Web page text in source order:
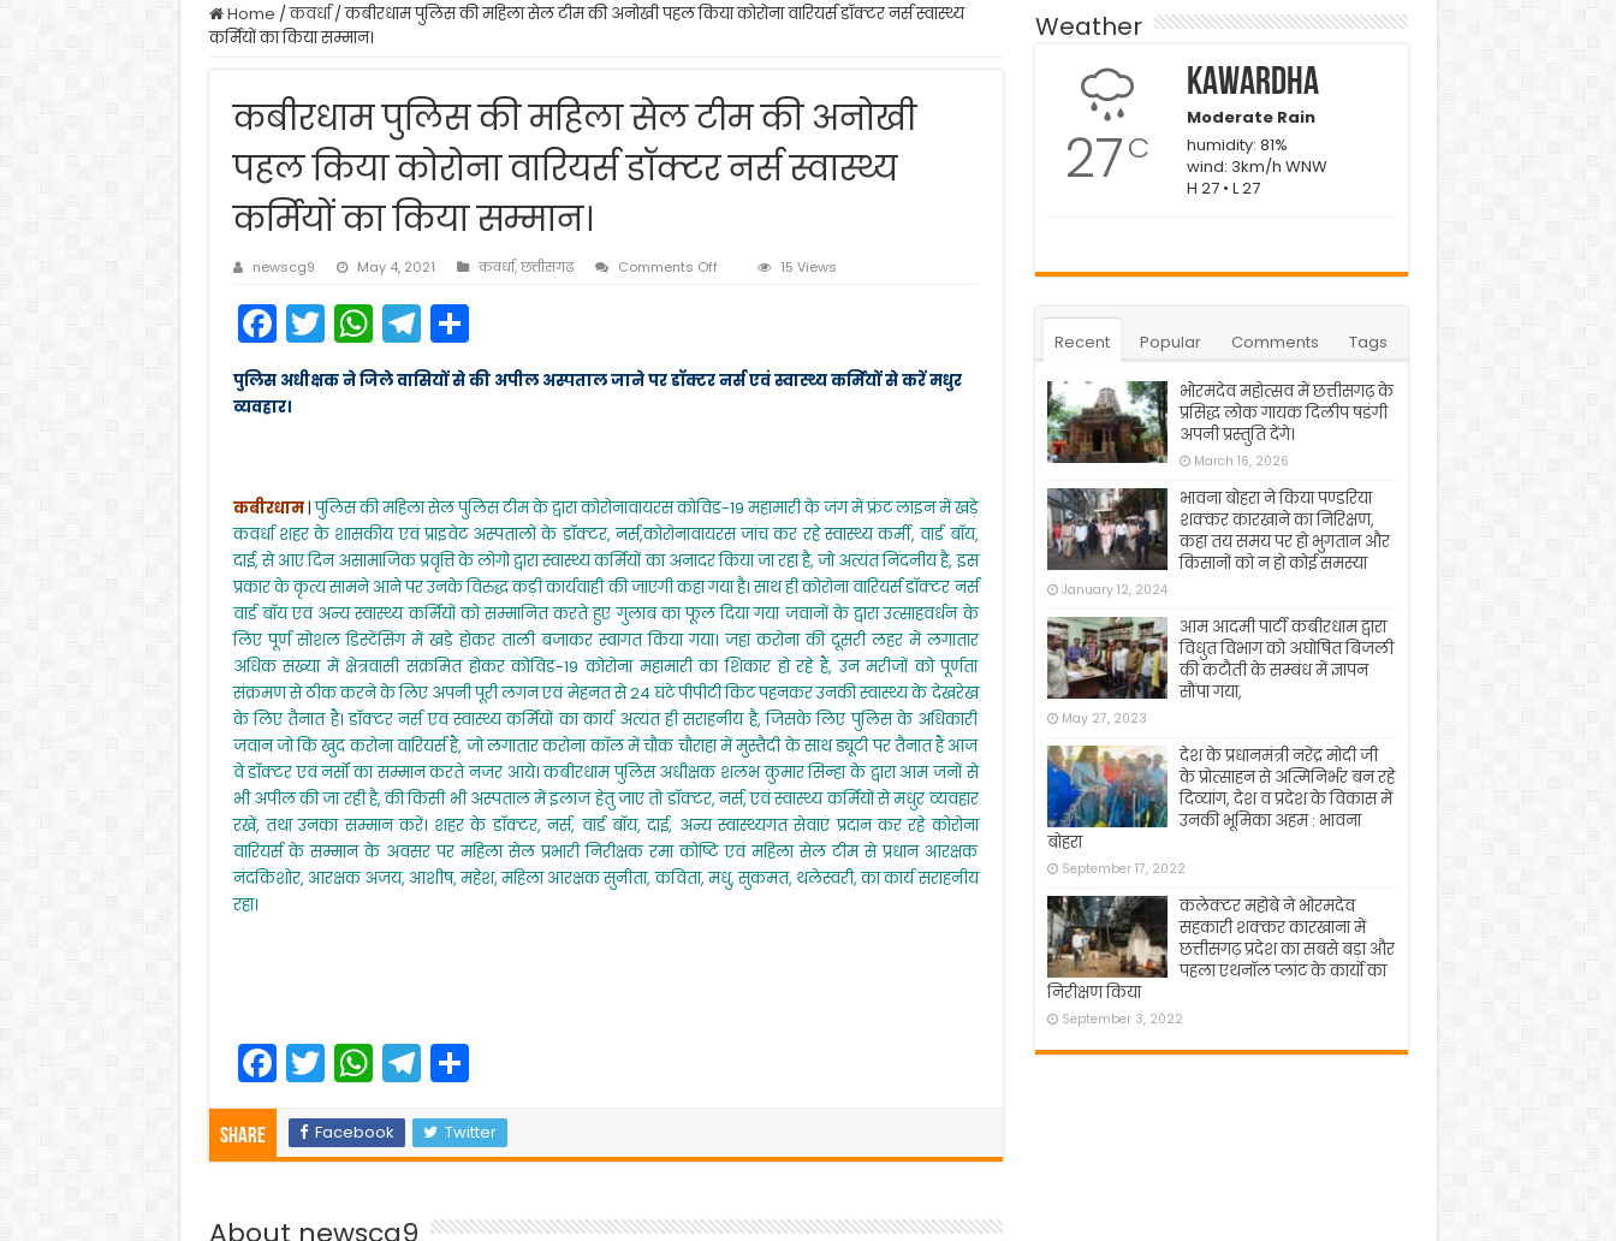
Home /कवर्धा/कबीरधाम पुलिस की महिला सेल टीम की अनोखी पहल किया कोरोना वारियर्स डॉक्टर नर्स स्वास्थ्य
कर्मियों का किया सम्मान।
कबीरधाम पुलिस की महिला सेल टीम की अनोखी
पहल किया कोरोना वारियर्स डॉक्टर नर्स स्वास्थ्य
कर्मियों का किया सम्मान।
newscg9 May 4, 2021 कवर्धा,छत्तीसगढ़ Comments Offon
टीम
वारियर्स
डॉक्टर
नर्स
स्वास्थ्य
कर्मियों
का
किया
सम्मान।
15 Views
F
a
c
o
o
k
T
w
itt
W
h
a
p
p
T
el
e
m
S
h
ar
पुलिस अधीक्षक ने जिले वासियों से की अपील अस्पताल जाने पर डॉक्टर नर्स एवं स्वास्थ्य कर्मियों से करें मधुर
व्यवहार।
कबीरधाम|पुलिस की महिला सेल पुलिस टीम के द्वारा कोरोनावायरस कोविड-19 महामारी के जंग में फ्रंट लाइन में खड़े
कवर्धा शहर के शासकीय एवं प्राइवेट अस्पतालों के डॉक्टर, नर्स,कोरोनावायरस जांच कर रहे स्वास्थ्य कर्मी, वार्ड बॉय,
दाई, से आए दिन असामाजिक प्रवृत्ति के लोगो द्वारा स्वास्थ्य कर्मियों का अनादर किया जा रहा है, जो अत्यंत निंदनीय है, इस
प्रकार के कृत्य सामने आने पर उनके विरुद्ध कड़ी कार्यवाही की जाएगी कहा गया है। साथ ही कोरोना वारियर्स डॉक्टर नर्स
वार्ड बॉय एवं अन्य स्वास्थ्य कर्मियों को सम्मानित करते हुए गुलाब का फूल दिया गया जवानों के द्वारा उत्साहवर्धन के
लिए पूर्ण सोशल डिस्टेंसिंग में खड़े होकर ताली बजाकर स्वागत किया गया। जहां करोना की दूसरी लहर में लगातार
अधिक संख्या में क्षेत्रवासी संक्रमित होकर कोविड-19 कोरोना महामारी का शिकार हो रहे हैं, उन मरीजों को पूर्णता
संक्रमण से ठीक करने के लिए अपनी पूरी लगन एवं मेहनत से 24 घंटे पीपीटी किट पहनकर उनकी स्वास्थ्य के देखरेख
के लिए तैनात हैं। डॉक्टर नर्स एवं स्वास्थ्य कर्मियों का कार्य अत्यंत ही सराहनीय है, जिसके लिए पुलिस के अधिकारी
जवान जो कि खुद करोना वारियर्स हैं, जो लगातार करोना कॉल में चौक चौराहा में मुस्तैदी के साथ ड्यूटी पर तैनात हैं आज
वे डॉक्टर एवं नर्सों का सम्मान करते नजर आये। कबीरधाम पुलिस अधीक्षक शलभ कुमार सिन्हा के द्वारा आम जनों से
भी अपील की जा रही है, की किसी भी अस्पताल में इलाज हेतु जाए तो डॉक्टर, नर्स, एवं स्वास्थ्य कर्मियों से मधुर व्यवहार
रखें, तथा उनका सम्मान करें। शहर के डॉक्टर, नर्स, वार्ड बॉय, दाई, अन्य स्वास्थ्यगत सेवाएं प्रदान कर रहे कोरोना
वारियर्स के सम्मान के अवसर पर महिला सेल प्रभारी निरीक्षक रमा कोष्टि एवं महिला सेल टीम से प्रधान आरक्षक
नंदकिशोर, आरक्षक अजय, आशीष, महेश, महिला आरक्षक सुनीता, कविता, मधु, सुकमत, थलेस्वरी, का कार्य सराहनीय
रहा।
F
a
c
e
b
T
w
itt
er
W
h
a
ts
A
T
el
e
gr
a
S
ar
e
Share Facebook Twitter
About newscg9
Weather
27C
Kawardha
Moderate Rain
humidity: 81%
wind: 3km/h WNW
H 27 • L 27
Recent Popular Comments Tags
भोरमदेव महोत्सव में छत्तीसगढ़ के
प्रसिद्ध लोक गायक दिलीप षडंगी
अपनी प्रस्तुति देंगे।
March 16, 2026
भावना बोहरा ने किया पण्डरिया
शक्कर कारखाने का निरिक्षण,
कहा तय समय पर हो भुगतान और
किसानों को न हो कोई समस्या
January 12, 2024
आम आदमी पार्टी कबीरधाम द्वारा
विधुत विभाग को अघोषित बिजली
की कटौती के सम्बंध में ज्ञापन
सौंपा गया,
May 27, 2023
देश के प्रधानमंत्री नरेंद्र मोदी जी
के प्रोत्साहन से अत्मिनिर्भर बन रहे
दिव्यांग, देश व प्रदेश के विकास में
उनकी भूमिका अहम : भावना
बोहरा
September 17, 2022
कलेक्टर महोबे ने भोरमदेव
सहकारी शक्कर कारखाना में
छत्तीसगढ़ प्रदेश का सबसे बड़ा और
पहला एथनॉल प्लांट के कार्यो का
निरीक्षण किया
September 3, 2022